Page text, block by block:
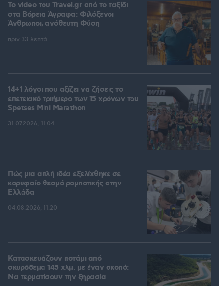
To video του Travel.gr από το ταξίδι
στα Βόρεια Άγραφα: Φιλόξενοι
Άνθρωποι, ανόθευτη Φύση
πριν 33 λεπτά
14+1 λόγοι που αξίζει να ζήσεις το
επετειακό τριήμερο των 15 χρόνων του
Spetses Mini Marathon
31.07.2026, 11:04
Πώς μια απλή ιδέα εξελίχθηκε σε
κορυφαίο θεσμό ρομποτικής στην
Ελλάδα
04.08.2026, 11:20
Κατασκευάζουν ποτάμι από
σκυρόδεμα 145 χλμ. με έναν σκοπό:
Να τερματίσουν την ξηρασία